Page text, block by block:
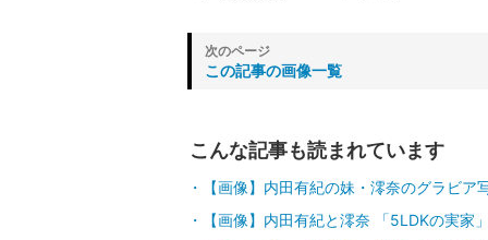
この記事の画像一覧
こんな記事も読まれています
【画像】内田有紀の妹・澪奈のグラビア
【画像】内田有紀と澪奈 「5LDKの実家